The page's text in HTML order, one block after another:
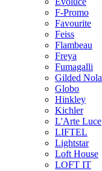
F-Promo
Favourite
Feiss
Flambeau
Freya
Fumagalli
Gilded Nola
Globo
Hinkley
Kichler
L'Arte Luce
LIFTEL
Lightstar
Loft House
LOFT IT